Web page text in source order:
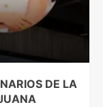
DE LA